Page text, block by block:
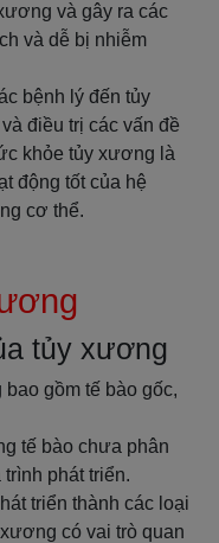
và gây ra các
và dễ bị nhiễm
bệnh lý đến tủy
điều trị các vấn đề
khỏe tủy xương là
động tốt của hệ
cơ thể.
tủy xương
gồm tế bào gốc,
tế bào chưa phân
phát triển.
triển thành các loại
có vai trò quan